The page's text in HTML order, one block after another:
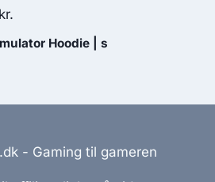
1,299.00 kr..
kr.
priceHoodie | s
- Gaming til gameren